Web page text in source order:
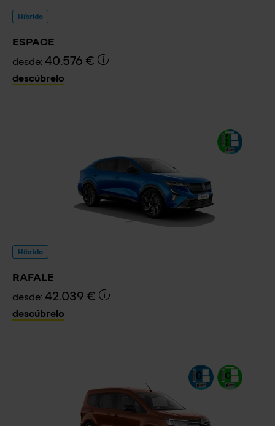
Híbrido
ESPACE
desde: 40.576 €
descúbrelo
Híbrido
RAFALE
desde: 42.039 €
descúbrelo